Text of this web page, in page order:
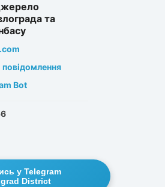
та
Bot
у Telegram
District